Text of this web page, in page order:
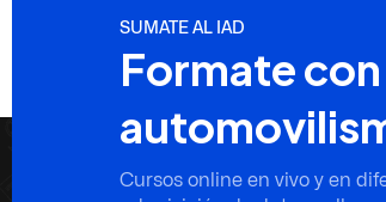
SUMATE AL IAD
Formate
Cursos online en vivo y en